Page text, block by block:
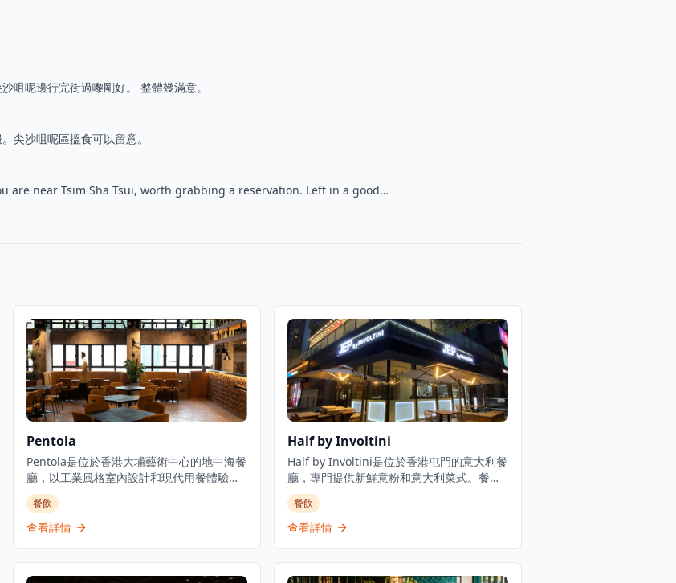
咀呢邊行完街過嚟剛好。 整體幾滿意。
尖沙咀呢區搵食可以留意。
are near Tsim Sha Tsui, worth grabbing a reservation. Left in a good…
Pentola
Pentola是位於香港大埔藝術中心的地中海餐
廳，以工業風格室內設計和現代用餐體驗而
聞名。餐廳以「Fun to Eat」概念經營，提
供意大利和地中海料理，包括燉飯、意大利
麵和季節性特色菜。憑藉現代氛圍和經典風
麵、咖啡燉飯和各種素食選擇。餐廳的裝潢
餐飲
查看詳情
Half by Involtini
Half by Involtini是位於香港屯門的意大利餐
廳，專門提供新鮮意粉和意大利菜式。餐廳
設有用餐時間限制，午餐90分鐘，晚餐120
分鐘，並接受60天內的預訂。Half by
Involtini是從之前的JEP by Involtini重新品
區提供正宗的意大利用餐體驗。
餐飲
查看詳情